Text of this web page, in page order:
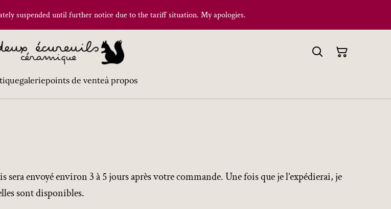
suspended until further notice due to the tariff situation. My apologies.
galeriepoints de venteà propos
sera envoyé environ 3 à 5 jours après votre commande. Une fois que je l’expédierai, je
sont disponibles.